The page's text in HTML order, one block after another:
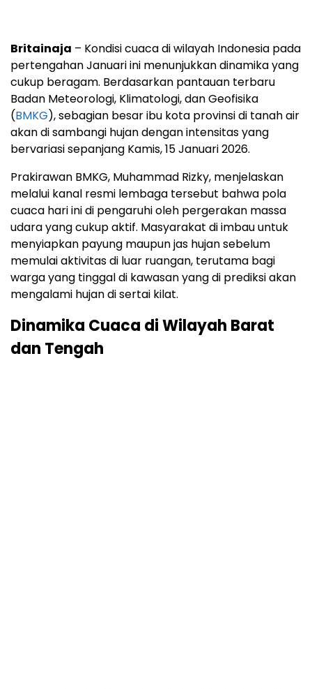
Britainaja – Kondisi cuaca di wilayah Indonesia pada
pertengahan Januari ini menunjukkan dinamika yang
cukup beragam. Berdasarkan pantauan terbaru
Badan Meteorologi, Klimatologi, dan Geofisika
(BMKG), sebagian besar ibu kota provinsi di tanah air
akan di sambangi hujan dengan intensitas yang
bervariasi sepanjang Kamis, 15 Januari 2026.
Prakirawan BMKG, Muhammad Rizky, menjelaskan
melalui kanal resmi lembaga tersebut bahwa pola
cuaca hari ini di pengaruhi oleh pergerakan massa
udara yang cukup aktif. Masyarakat di imbau untuk
menyiapkan payung maupun jas hujan sebelum
memulai aktivitas di luar ruangan, terutama bagi
warga yang tinggal di kawasan yang di prediksi akan
mengalami hujan di sertai kilat.
Dinamika Cuaca di Wilayah Barat
dan Tengah